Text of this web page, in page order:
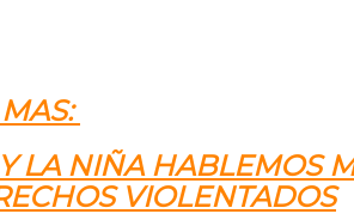
LA NIÑA HABLEMOS
VIOLENTADOS